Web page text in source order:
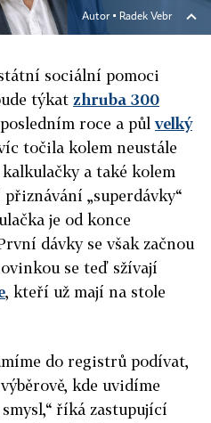
Autor ▪ Radek Vebr
sociální pomoci
týkat zhruba 300
roce a půlvelký
točila kolem neustále
a také kolem
„superdávky“
je od konce
dávky se však začnou
se teď sžívají
, kteří už mají na stole
do registrů podívat,
kde uvidíme
říká zastupující